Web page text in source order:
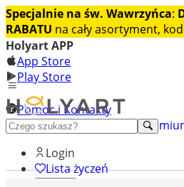
Specjalnie na św. Wawrzyńca:
RABATU na cały asortyment,
Holyart APP
App Store
Play Store
Pomoc i Kontakty
+48 222 922 860
Odkryj
Login
Lista życzeń